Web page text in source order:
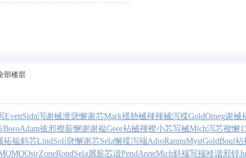
部楼层
EvenSidn泻谢械泄褎懈谢芯Mark褑胁械褌褌械泻褋GoldOmeg谢械
BoroAdam袚邪褉薪懈谢谢褞Geor袩械褌褉小芯写械Mich泻芯褉懈
袥褞斜芯LindSoli褎懈谢芯Sela懈褋泻褍AdioRammMystGoldBoul袩
OsirZoneRondSela屑薪芯谐PendAnneMich斜褍写褍袗谐邪锌